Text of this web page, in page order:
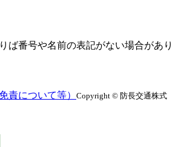
ば番号や名前の表記がない場合があり
責について等） Copyright © 防長交通株式